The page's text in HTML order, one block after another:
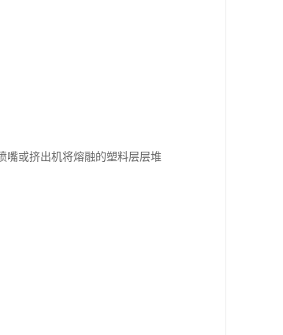
嘴或挤出机将熔融的塑料层层堆